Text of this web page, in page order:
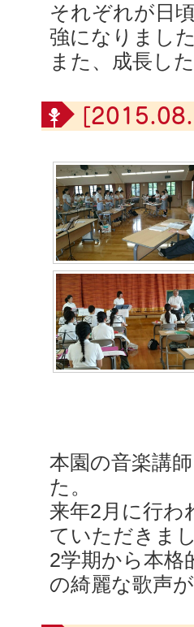
それぞれが日
強になりまし
また、成長し
本園の音楽講
た。
来年2月に行わ
ていただきま
2学期から本格
の綺麗な歌声